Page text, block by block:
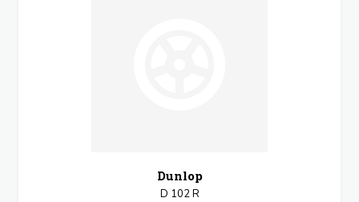
Dunlop
D 102 R